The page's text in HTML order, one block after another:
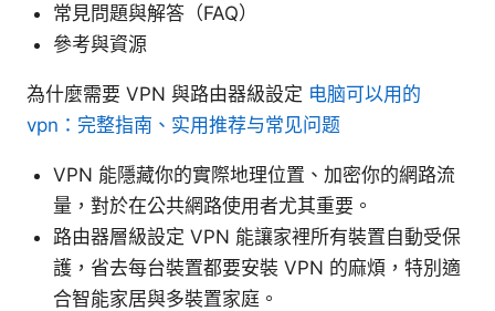
常見問題與解答（FAQ）
參考與資源
為什麼需要 VPN 與路由器級設定 电脑可以用的
vpn：完整指南、实用推荐与常见问题
VPN 能隱藏你的實際地理位置、加密你的網路流
量，對於在公共網路使用者尤其重要。
路由器層級設定 VPN 能讓家裡所有裝置自動受保
護，省去每台裝置都要安裝 VPN 的麻煩，特別適
合智能家居與多裝置家庭。